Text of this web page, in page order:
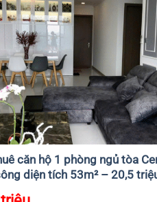
căn hộ 1 phòng ngủ tòa
diện tích 53m² – 20,5